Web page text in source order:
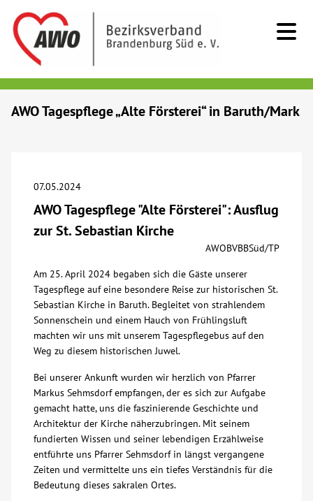
Beratung & Hilfe
Bildung
Über uns
Veranstaltungen
Spenden
Mitmachen
AWO Tagespflege „Alte Försterei“ in Baruth/Mark
07.05.2024
AWO Tagespflege "Alte Försterei": Ausflug
zur St. Sebastian Kirche
AWOBVBBSüd/TP
Am 25. April 2024 begaben sich die Gäste unserer
Tagespflege auf eine besondere Reise zur historischen St.
Sebastian Kirche in Baruth. Begleitet von strahlendem
Sonnenschein und einem Hauch von Frühlingsluft
machten wir uns mit unserem Tagespflegebus auf den
Weg zu diesem historischen Juwel.
Bei unserer Ankunft wurden wir herzlich von Pfarrer
Markus Sehmsdorf empfangen, der es sich zur Aufgabe
gemacht hatte, uns die faszinierende Geschichte und
Architektur der Kirche näherzubringen. Mit seinem
fundierten Wissen und seiner lebendigen Erzählweise
entführte uns Pfarrer Sehmsdorf in längst vergangene
Zeiten und vermittelte uns ein tiefes Verständnis für die
Bedeutung dieses sakralen Ortes.